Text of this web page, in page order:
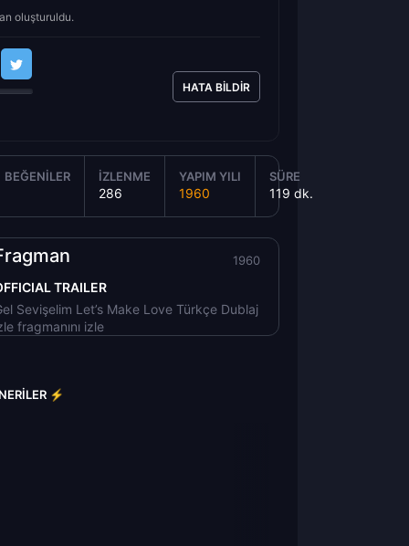
oluşturuldu.
HATA BILDIR
BEĞENILER İZLENME
286
YAPIM YILI
1960
SÜRE
119 dk.
TRAILER
Sevişelim Let’s Make Love Türkçe Dublaj
fragmanını izle
1960
⚡